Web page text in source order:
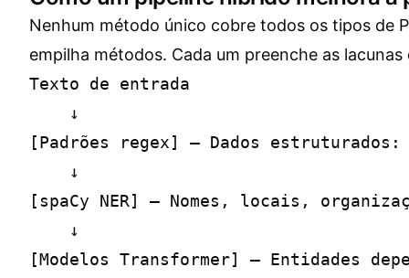
Nenhum método único cobre todos os tipos de
empilha métodos. Cada um preenche as
Texto de entrada
    ↓
[Padrões regex] — Dados estruturados:
    ↓
[spaCy NER] — Nomes, locais,
    ↓
[Modelos Transformer] — Entidades